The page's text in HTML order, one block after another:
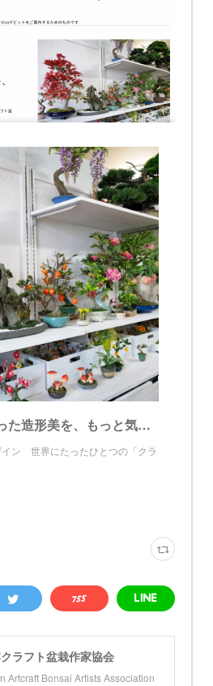
自然から写し取った造形美を、もっと気軽に、もっと身近に...22,000円 | ストーリー | あおぞら銀行
イン 世界にたったひとつの「クラ
ラフト盆栽作家協会
Artcraft Bonsai Artists Association